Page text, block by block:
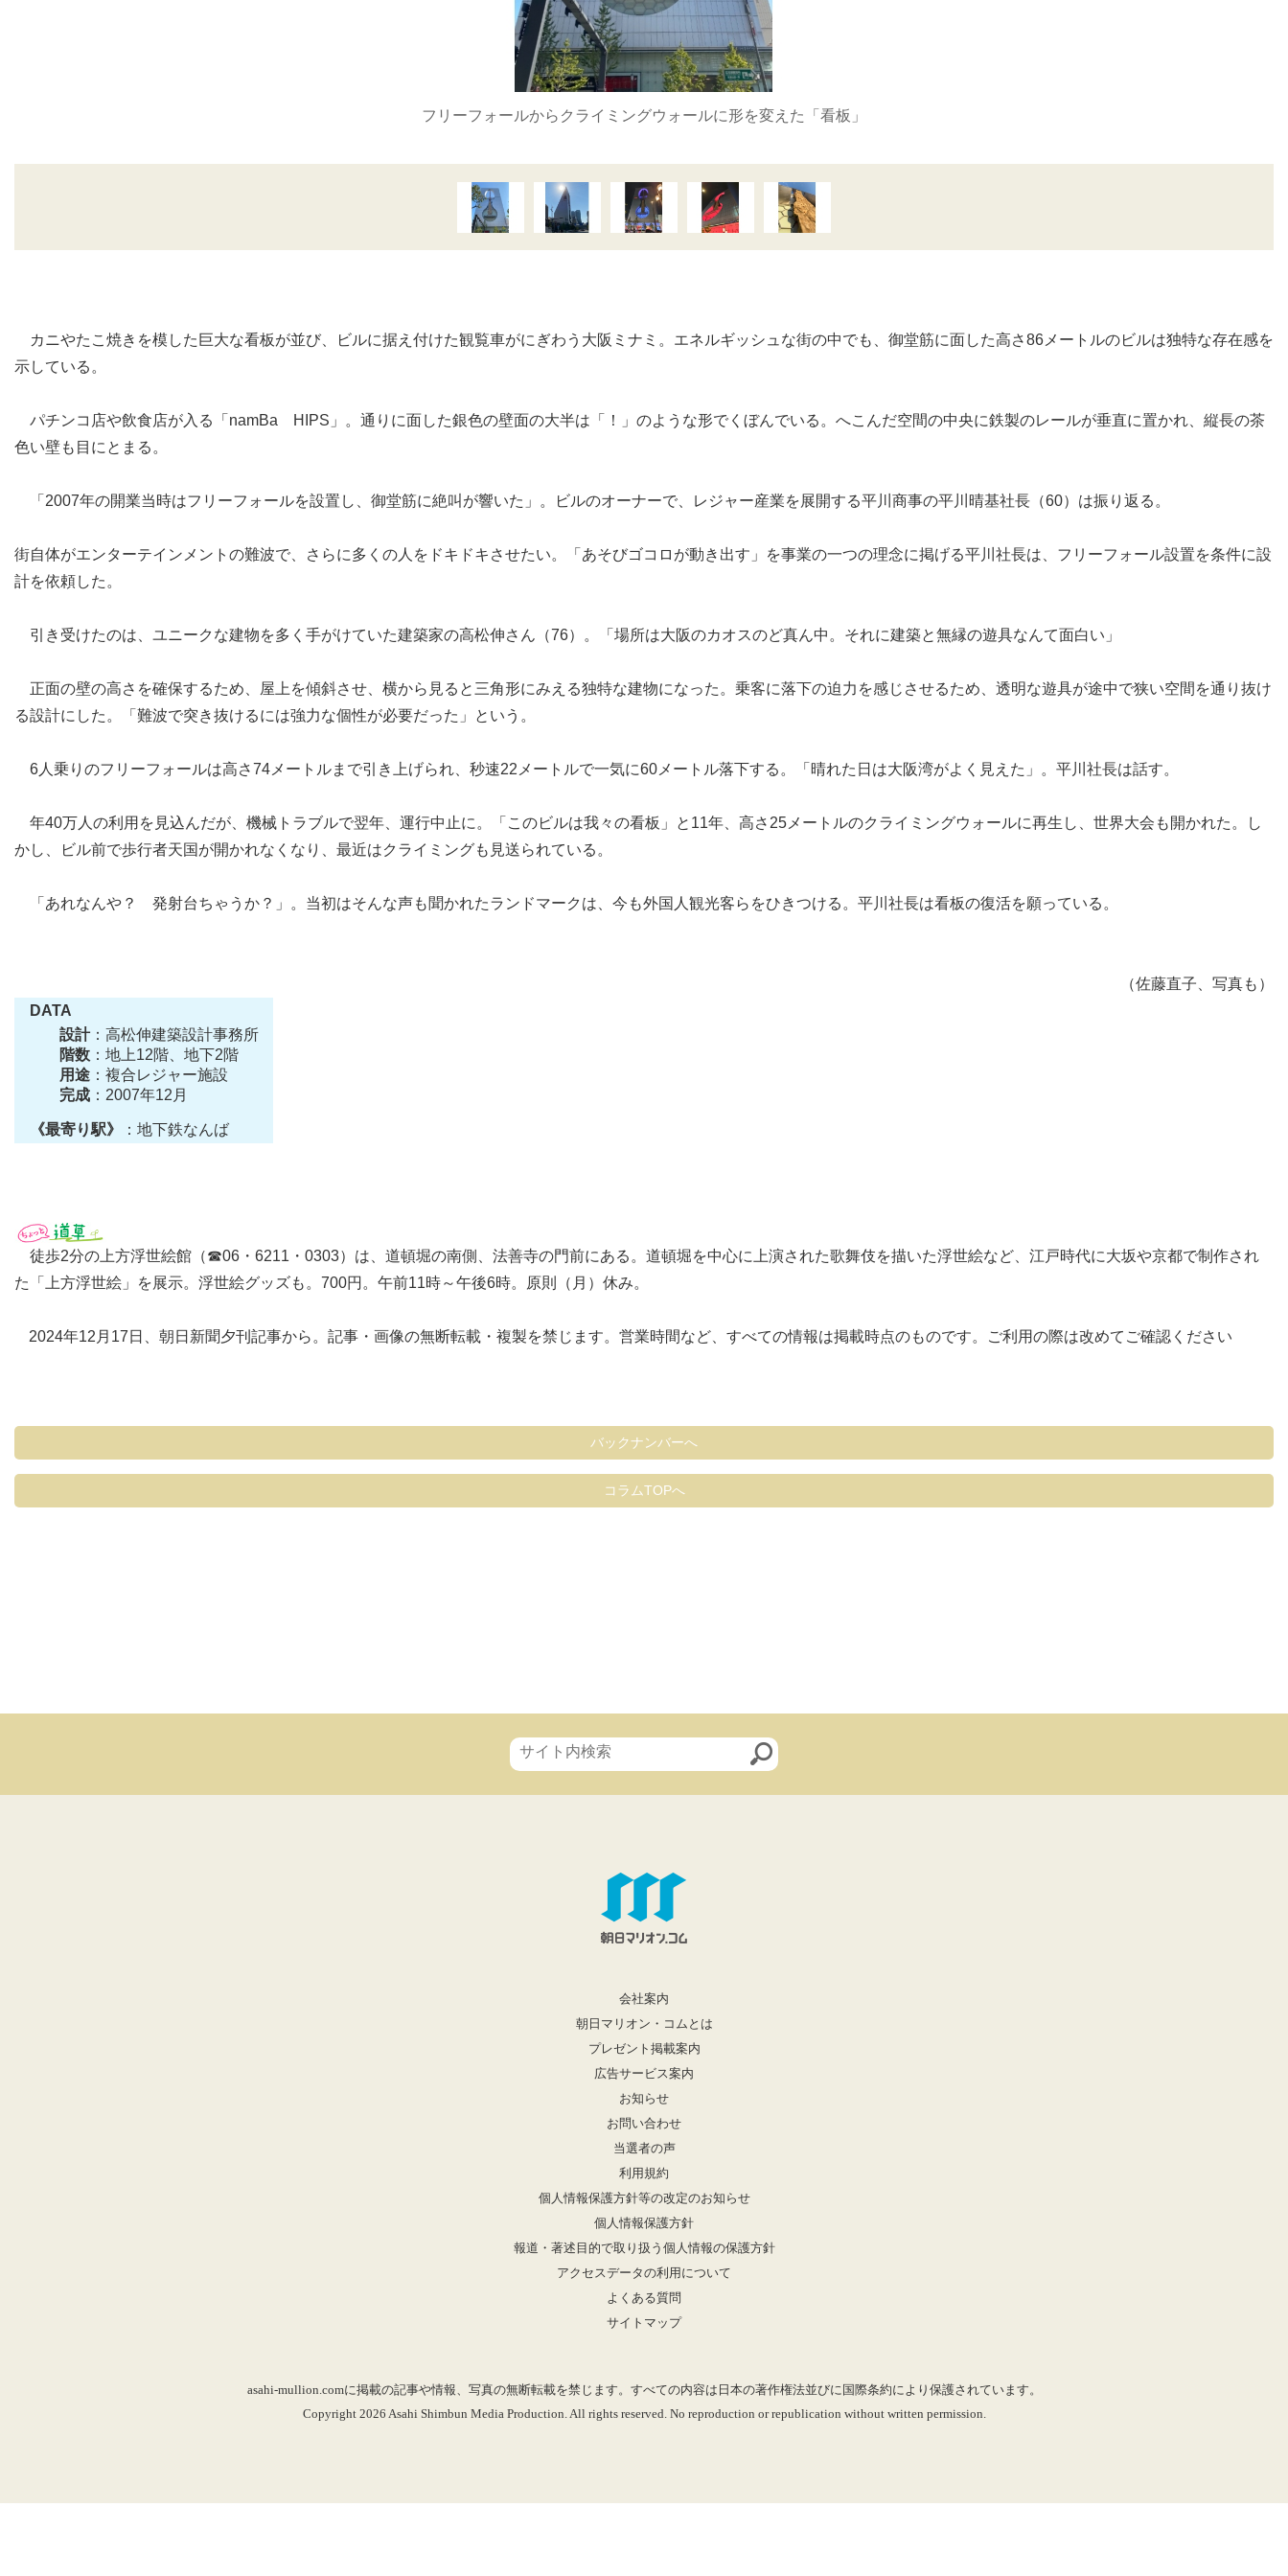
フリーフォールからクライミングウォールに形を変えた「看板」
カニやたこ焼きを模した巨大な看板が並び、ビルに据え付けた観覧車がにぎわう大阪ミナミ。エネルギッシュな街の中でも、御堂筋に面した高さ86メートルのビルは独特な存在感を
示している。
パチンコ店や飲食店が入る「 namBa HIPS 」。通りに面した銀色の壁面の大半は「！」のような形でくぼんでいる。へこんだ空間の中央に鉄製のレールが垂直に置かれ、縦長の茶
色い壁も目にとまる。
「2007年の開業当時はフリーフォールを設置し、御堂筋に絶叫が響いた」。ビルのオーナーで、レジャー産業を展開する平川商事の平川晴基社長（60）は振り返る。
街自体がエンターテインメントの難波で、さらに多くの人をドキドキさせたい。「あそびゴコロが動き出す」を事業の一つの理念に掲げる平川社長は、フリーフォール設置を条件に設
計を依頼した。
引き受けたのは、ユニークな建物を多く手がけていた建築家の高松伸さん（76）。「場所は大阪のカオスのど真ん中。それに建築と無縁の遊具なんて面白い」
正面の壁の高さを確保するため、屋上を傾斜させ、横から見ると三角形にみえる独特な建物になった。乗客に落下の迫力を感じさせるため、透明な遊具が途中で狭い空間を通り抜け
る設計にした。「難波で突き抜けるには強力な個性が必要だった」という。
6人乗りのフリーフォールは高さ74メートルまで引き上げられ、秒速22メートルで一気に60メートル落下する。「晴れた日は大阪湾がよく見えた」。平川社長は話す。
年40万人の利用を見込んだが、機械トラブルで翌年、運行中止に。 「 このビルは我々の看板 」
と11年、高さ25メートルのクライミングウォールに再生し、世界大会も開かれた。し
かし、ビル前で歩行者天国が開かれなくなり、最近はクライミングも見送られている。
「あれなんや？ 発射台ちゃうか？」。当初はそんな声も聞かれたランドマークは、今も外国人観光客らをひきつける。平川社長は看板の復活を願っている。
（佐藤直子、写真も）
DATA
設計：高松伸建築設計事務所
階数 ：地上12階、地下2階
用途 ：複合レジャー施設
完成 ：2007年12月
《最寄り駅》 ：地下鉄なんば
徒歩2分の上方浮世絵館（☎06・6211・0303）は、道頓堀の南側、法善寺の門前にある。道頓堀を中心に上演された歌舞伎を描いた浮世絵など、江戸時代に大坂や京都で制作され
た「上方浮世絵」を展示。浮世絵グッズも。700円。午前11時～午後6時。原則（月）休み。
2024年12月17日、朝日新聞夕刊記事から。記事・画像の無断転載・複製を禁じます。営業時間など、すべての情報は掲載時点のものです。ご利用の際は改めてご確認ください
バックナンバーへ
コラムTOPへ
会社案内
朝日マリオン・コムとは
プレゼント掲載案内
広告サービス案内
お知らせ
お問い合わせ
当選者の声
利用規約
個人情報保護方針等の改定のお知らせ
個人情報保護方針
報道・著述目的で取り扱う個人情報の保護方針
アクセスデータの利用について
よくある質問
サイトマップ
asahi-mullion.comに掲載の記事や情報、写真の無断転載を禁じます。すべての内容は日本の著作権法並びに国際条約により保護されています。
Copyright 2026 Asahi Shimbun Media Production. All rights reserved. No reproduction or republication without written permission.